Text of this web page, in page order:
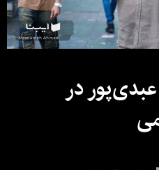
در